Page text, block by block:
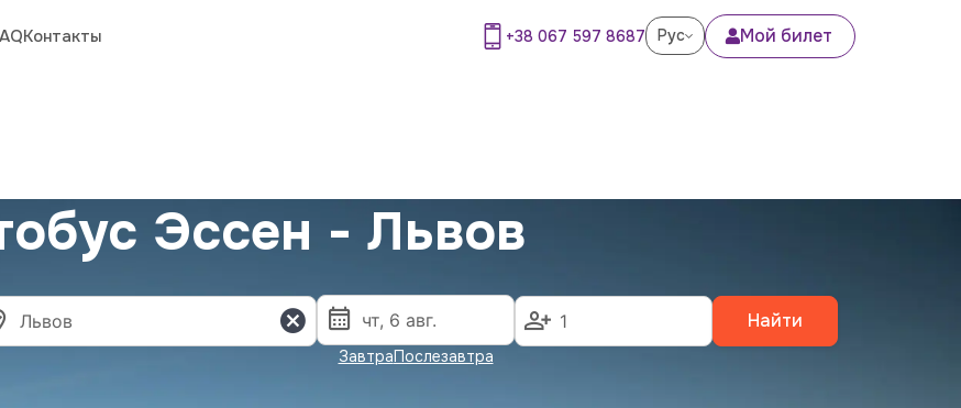
Контакты +38 067 597 8687 Рус Мой билет
Эссен - Львов
ЗавтраПослезавтра
Найти